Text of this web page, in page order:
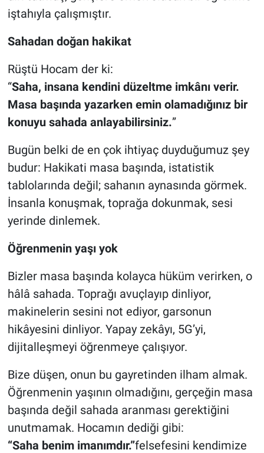
iştahıyla çalışmıştır.
Sahadan doğan hakikat
Rüştü Hocam der ki:
“Saha, insana kendini düzeltme imkânı verir.
Masa başında yazarken emin olamadığınız bir
konuyu sahada anlayabilirsiniz.”
Bugün belki de en çok ihtiyaç duyduğumuz şey
budur: Hakikati masa başında, istatistik
tablolarında değil; sahanın aynasında görmek.
İnsanla konuşmak, toprağa dokunmak, sesi
yerinde dinlemek.
Öğrenmenin yaşı yok
Bizler masa başında kolayca hüküm verirken, o
hâlâ sahada. Toprağı avuçlayıp dinliyor,
makinelerin sesini not ediyor, garsonun
hikâyesini dinliyor. Yapay zekâyı, 5G’yi,
dijitalleşmeyi öğrenmeye çalışıyor.
Bize düşen, onun bu gayretinden ilham almak.
Öğrenmenin yaşının olmadığını, gerçeğin masa
başında değil sahada aranması gerektiğini
unutmamak. Hocamın dediği gibi:
“Saha benim imanımdır.”felsefesini kendimize